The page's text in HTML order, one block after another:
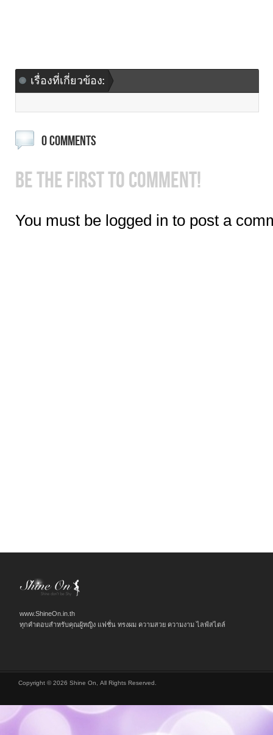
เรื่องที่เกี่ยวข้อง:
0 COMMENTS
BE THE FIRST TO COMMENT!
You must be logged in to post a
www.ShineOn.in.th
ทุกคำตอบสำหรับคุณผู้หญิง แฟชั่น ทรงผม ความสวย ความงาม ไลฟ์สไตล์
Copyright © 2026 Shine On, All Rights Reserved.